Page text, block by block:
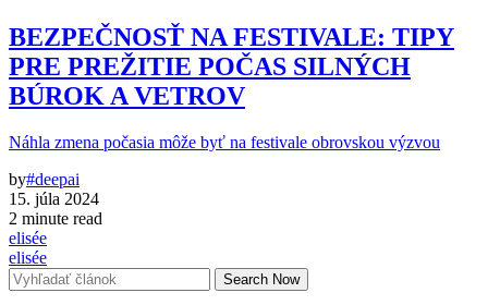
BEZPEČNOSŤ NA FESTIVALE: TIPY
PRE PREŽITIE POČAS SILNÝCH
BÚROK A VETROV
Náhla zmena počasia môže byť na festivale obrovskou výzvou
by#deepai
15. júla 2024
2 minute read
elisée
elisée
Search Now